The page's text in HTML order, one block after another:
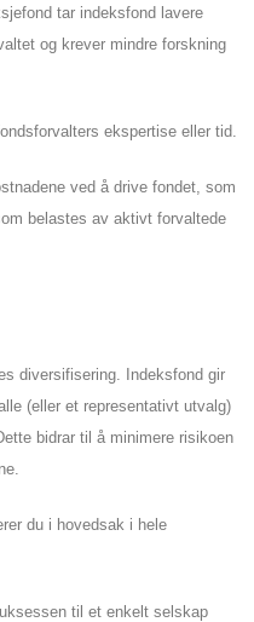
tar indeksfond lavere
og krever mindre forskning
ekspertise eller tid.
ved å drive fondet, som
belastes av aktivt forvaltede
diversifisering. Indeksfond gir
(eller et representativt utvalg)
bidrar til å minimere risikoen
du i hovedsak i hele
til et enkelt selskap